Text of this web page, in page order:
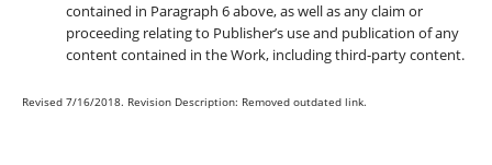
contained in Paragraph 6 above, as well as any claim or
proceeding relating to Publisher’s use and publication of any
content contained in the Work, including third-party content.
Revised 7/16/2018. Revision Description: Removed outdated link.